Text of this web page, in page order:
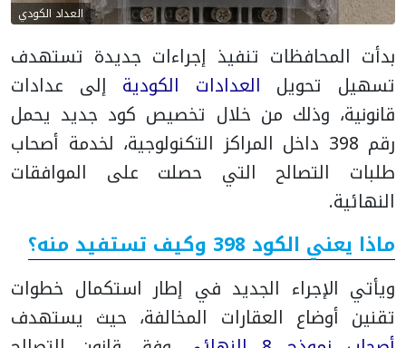
العداد الكودي
بدأت المحافظات تنفيذ إجراءات جديدة تستهدف
تسهيل تحويل العدادات الكودية إلى عدادات
قانونية، وذلك من خلال تخصيص كود جديد يحمل
رقم 398 داخل المراكز التكنولوجية، لخدمة أصحاب
طلبات التصالح التي حصلت على الموافقات
النهائية.
ماذا يعني الكود 398 وكيف تستفيد منه؟
ويأتي الإجراء الجديد في إطار استكمال خطوات
تقنين أوضاع العقارات المخالفة، حيث يستهدف